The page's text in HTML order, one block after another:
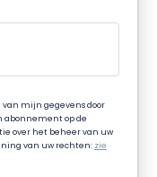
van mijn gegevens door
abonnement op de
over het beheer van uw
van uw rechten:zie